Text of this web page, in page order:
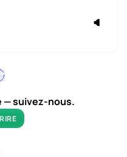
— suivez-nous.